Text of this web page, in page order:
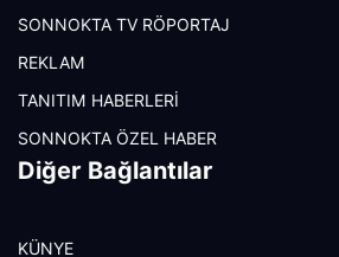
SONNOKTA TV RÖPORTAJ
REKLAM
TANITIM HABERLERİ
SONNOKTA ÖZEL HABER
Diğer Bağlantılar
KÜNYE